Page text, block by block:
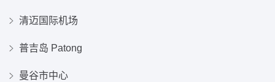
清迈国际机场
普吉岛 Patong
曼谷市中心